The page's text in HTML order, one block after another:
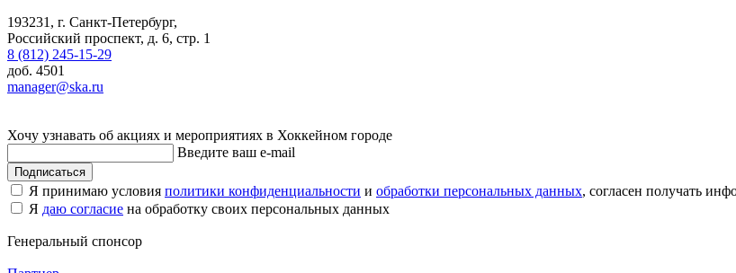
193231, г. Санкт-Петербург,
Российский проспект, д. 6, стр. 1
8 (812) 245-15-29
доб. 4501
manager@ska.ru
Хочу узнавать об акциях и мероприятиях в Хоккейном городе
Введите ваш e-mail
Подписаться
Я принимаю условия политики конфиденциальности и обработки персональных данных, согласен получать
Я даю согласие на обработку своих персональных данных
Генеральный спонсор